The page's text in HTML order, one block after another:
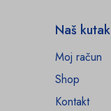
Naš kutak
Moj račun
Shop
Kontakt